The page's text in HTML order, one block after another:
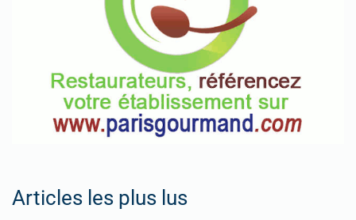
Articles les plus lus